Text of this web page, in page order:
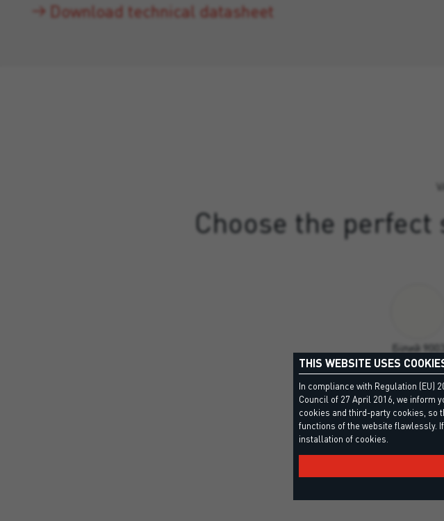
Download technical datasheet
Choose the
Білий 9003
THIS WEBSITE USES
In compliance with Regulation (EU)
Council of 27 April 2016, we inform
cookies and third-party cookies, so
functions of the website flawlessly.
installation of cookies.